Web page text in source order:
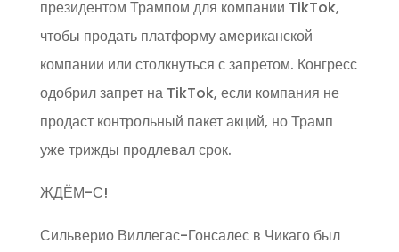
президентом Трампом для компании TikTok,
чтобы продать платформу американской
компании или столкнуться с запретом. Конгресс
одобрил запрет на TikTok, если компания не
продаст контрольный пакет акций, но Трамп
уже трижды продлевал срок.
ЖДЁМ-С!
Сильверио Виллегас-Гонсалес в Чикаго был